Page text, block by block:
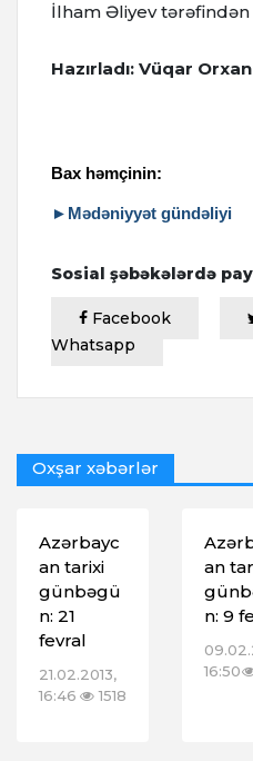
İlham Əliyev
Hazırladı: Vüqar Orxan
Bax həmçinin:
►Mədəniyyət gündəliyi
Sosial şəbəkələrdə
Facebook
Whatsapp
Oxşar xəbərlər
Azərbayc
an tarixi
günbəgü
n: 21
fevral
21.02.2013,
16:46
1518
an
n: 9
16:50